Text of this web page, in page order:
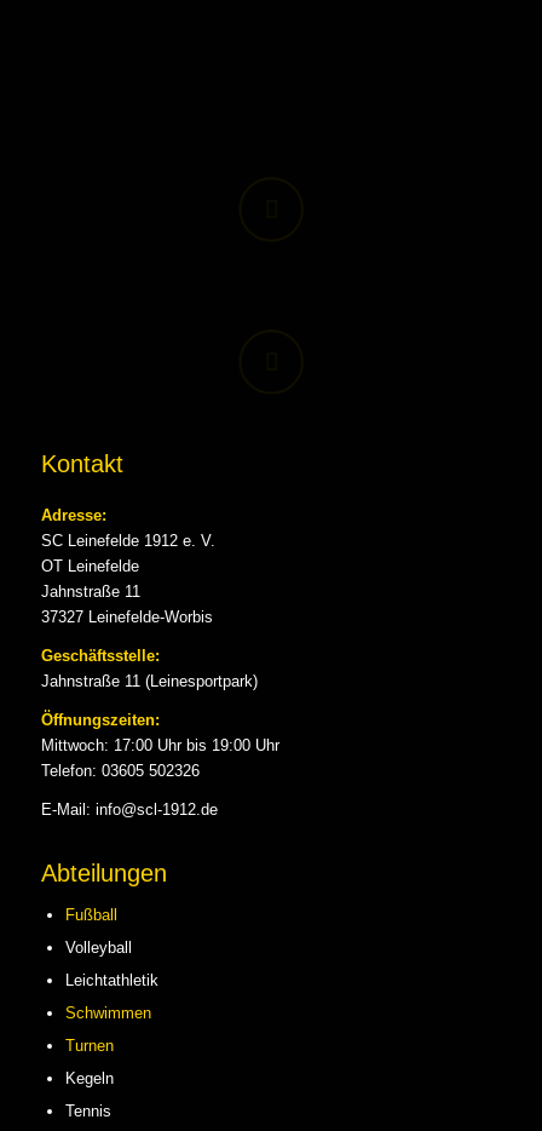
Kontakt
Adresse:
SC Leinefelde 1912 e. V.
OT Leinefelde
Jahnstraße 11
37327 Leinefelde-Worbis
Geschäftsstelle:
Jahnstraße 11 (Leinesportpark)
Öffnungszeiten:
Mittwoch: 17:00 Uhr bis 19:00 Uhr
Telefon: 03605 502326
E-Mail: info@scl-1912.de
Abteilungen
Fußball
Volleyball
Leichtathletik
Schwimmen
Turnen
Kegeln
Tennis